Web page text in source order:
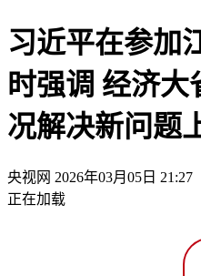
习近平在参加
时强调 经济
况解决新问题
央视网 2026年03月05日 21:27
正在加载